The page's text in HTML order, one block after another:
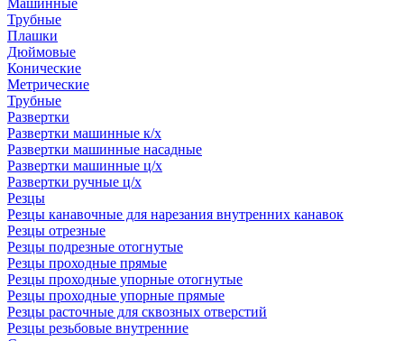
Машинные
Трубные
Плашки
Дюймовые
Конические
Метрические
Трубные
Развертки
Развертки машинные к/х
Развертки машинные насадные
Развертки машинные ц/х
Развертки ручные ц/х
Резцы
Резцы канавочные для нарезания внутренних канавок
Резцы отрезные
Резцы подрезные отогнутые
Резцы проходные прямые
Резцы проходные упорные отогнутые
Резцы проходные упорные прямые
Резцы расточные для сквозных отверстий
Резцы резьбовые внутренние